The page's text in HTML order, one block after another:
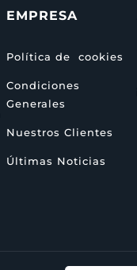
EMPRESA
Política de cookies
Condiciones
Generales
Nuestros Clientes
Últimas Noticias